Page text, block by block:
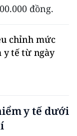
đồng.
chỉnh mức
y tế từ ngày
y tế dưới